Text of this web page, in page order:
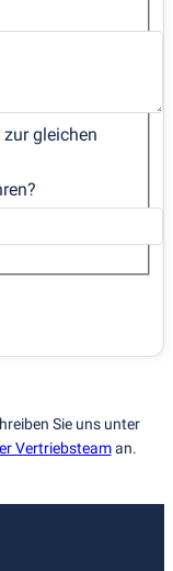
gleichen
Sie uns unter
Vertriebsteaman.